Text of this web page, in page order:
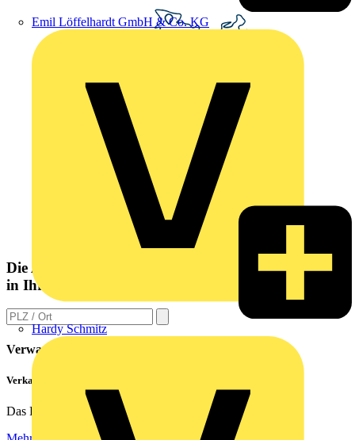
Emil Löffelhardt GmbH & Co. KG
Hardy Schmitz
Die Altlampen Sammelstelle
in Ihrer Nähe
Verwandte Inhalte
Verkabelung von Rechenzentren
Das Rechenzentrum ist das Herzstück eines jeden...